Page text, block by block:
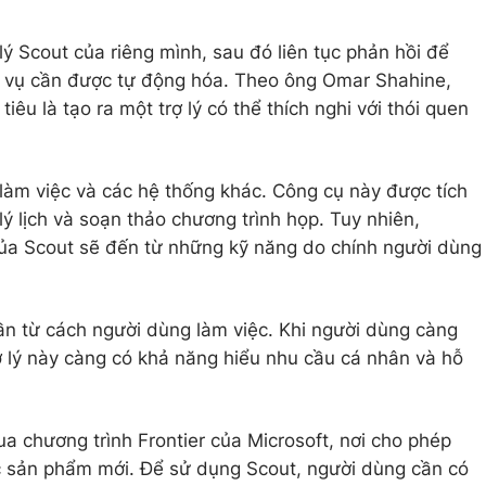
Scout của riêng mình, sau đó liên tục phản hồi để
cần được tự động hóa. Theo ông Omar Shahine,
là tạo ra một trợ lý có thể thích nghi với thói quen
việc và các hệ thống khác. Công cụ này được tích
lịch và soạn thảo chương trình họp. Tuy nhiên,
Scout sẽ đến từ những kỹ năng do chính người dùng
từ cách người dùng làm việc. Khi người dùng càng
này càng có khả năng hiểu nhu cầu cá nhân và hỗ
chương trình Frontier của Microsoft, nơi cho phép
phẩm mới. Để sử dụng Scout, người dùng cần có